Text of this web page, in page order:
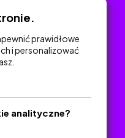
prawidłowe
i personalizować
analityczne?